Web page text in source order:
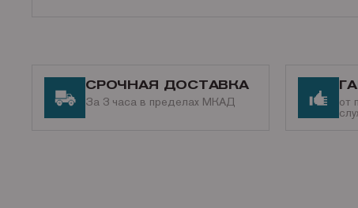
СРОЧНАЯ ДОСТАВКА
За 3 часа в пределах МКАД от